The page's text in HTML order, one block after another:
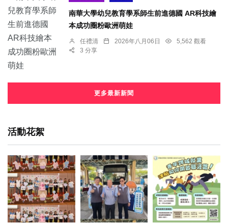
南華大學幼兒教育學系師生前進德國 AR科技繪
本成功圈粉歐洲萌娃
任禮清 2026年八月06日
5,562 觀看
3 分享
更多最新新聞
活動花絮